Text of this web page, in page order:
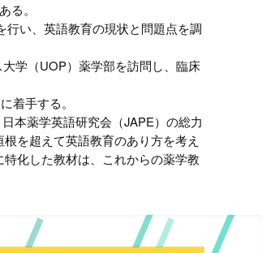
。
い、英語教育の現状と問題点を調
学（UOP）薬学部を訪問し、臨床
着手する。
本薬学英語研究会（JAPE）の総力
を超えて英語教育のあり方を考え
化した教材は、これからの薬学教